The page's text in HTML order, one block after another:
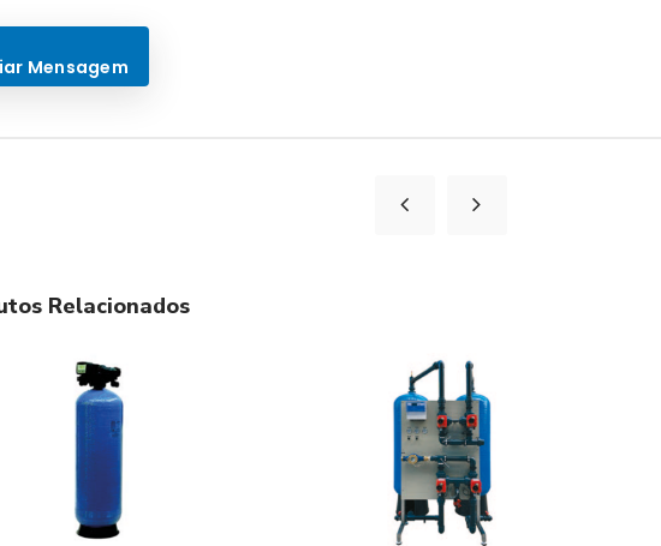
Relacionados